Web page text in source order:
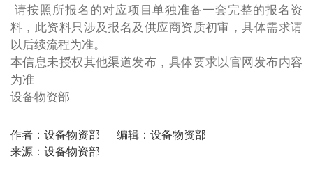
请按照所报名的对应项目单独准备一套完整的报名资
料，此资料只涉及报名及供应商资质初审，具体需求请
以后续流程为准。
本信息未授权其他渠道发布，具体要求以官网发布内容
为准
设备物资部
作者：设备物资部
编辑：设备物资部
来源：设备物资部